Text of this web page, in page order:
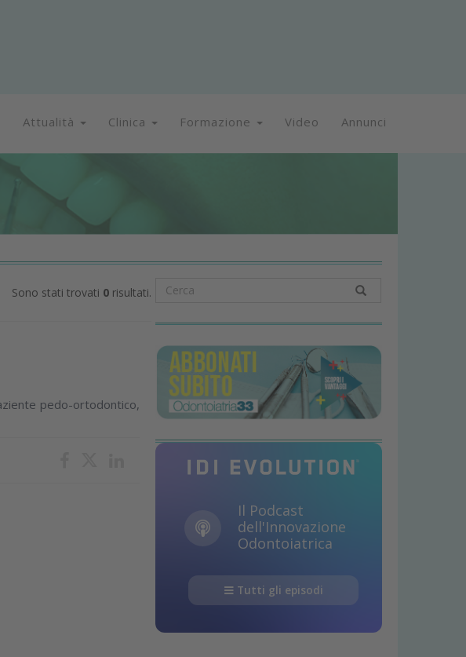
Attualità Clinica Formazione Video Annunci
Sono stati trovati 0 risultati.
pedo-ortodontico,
Il Podcast
dell'Innovazione
Odontoiatrica
Tutti gli episodi